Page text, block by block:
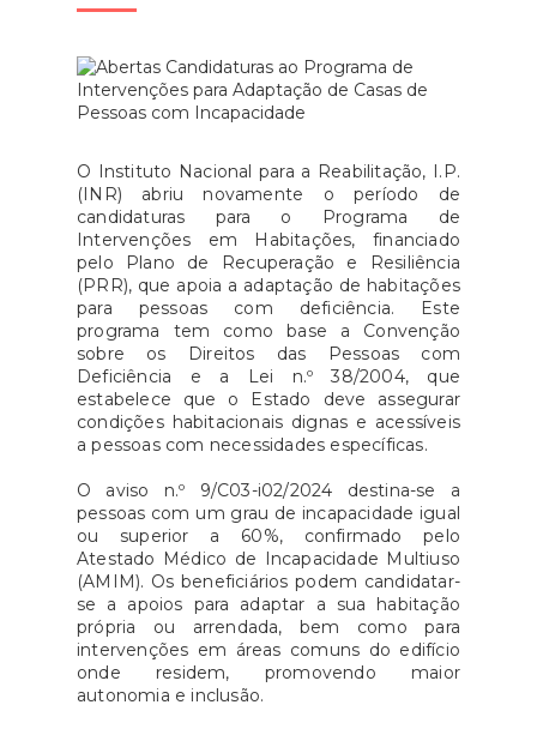
O Instituto Nacional para a Reabilitação, I.P.
(INR) abriu novamente o período de
candidaturas para o Programa de
Intervenções em Habitações, financiado
pelo Plano de Recuperação e Resiliência
(PRR), que apoia a adaptação de habitações
para pessoas com deficiência. Este
programa tem como base a Convenção
sobre os Direitos das Pessoas com
Deficiência e a Lei n.º 38/2004, que
estabelece que o Estado deve assegurar
condições habitacionais dignas e acessíveis
a pessoas com necessidades específicas.
O aviso n.º 9/C03-i02/2024 destina-se a
pessoas com um grau de incapacidade igual
ou superior a 60%, confirmado pelo
Atestado Médico de Incapacidade Multiuso
(AMIM). Os beneficiários podem candidatar-
se a apoios para adaptar a sua habitação
própria ou arrendada, bem como para
intervenções em áreas comuns do edifício
onde residem, promovendo maior
autonomia e inclusão.